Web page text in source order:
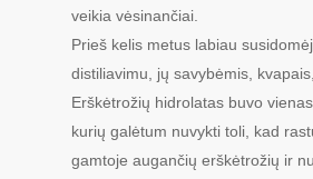
veikia vėsinančiai.
Prieš kelis metus labiau
distiliavimu, jų savybėmis,
Erškėtrožių hidrolatas buvo
kurių galėtum nuvykti toli, kad
gamtoje augančių erškėtrožių ir